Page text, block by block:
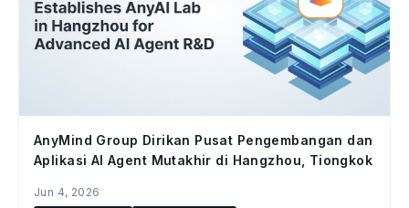
AnyMind Group Dirikan Pusat Pengembangan dan
Aplikasi AI Agent Mutakhir di Hangzhou, Tiongkok
Jun 4, 2026